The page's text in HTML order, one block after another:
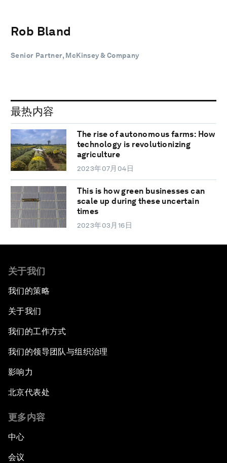
Rob Bland
Senior Partner, McKinsey & Company
最热内容
The rise of autonomous farms: How
technology is revolutionizing
agriculture
2023年07月04日
This is how green businesses can
scale up during these uncertain
times
2023年03月16日
关于我们
我们的策略
关于我们
我们的工作方式
我们的领导团队与组织治理
影响力
北京代表处
更多内容
中心
会议